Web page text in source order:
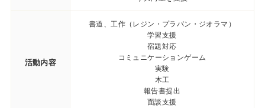
活動内容
書道、工作（レジン・プラバン・ジオラマ）
学習支援
宿題対応
コミュニケーションゲーム
実験
木工
報告書提出
面談支援